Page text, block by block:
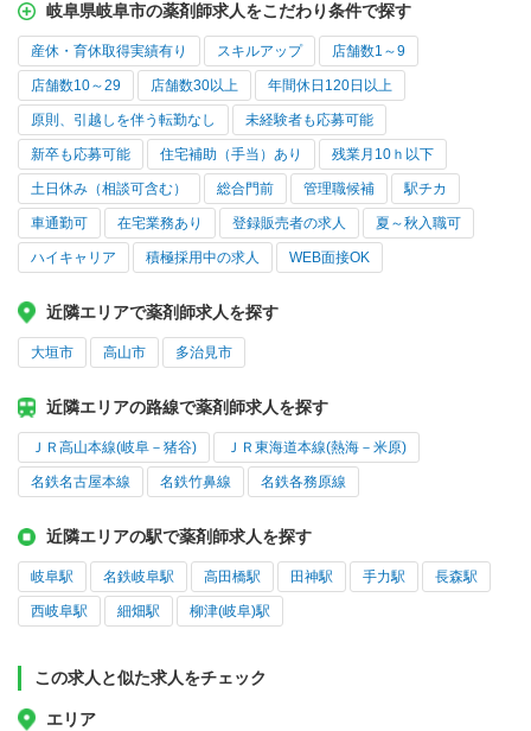
岐阜県岐阜市の薬剤師求人をこだわり条件で探す
産休・育休取得実績有り スキルアップ 店舗数1～9
店舗数10～29 店舗数30以上 年間休日120日以上
原則、引越しを伴う転勤なし 未経験者も応募可能
新卒も応募可能 住宅補助（手当）あり 残業月10ｈ以下
土日休み（相談可含む） 総合門前 管理職候補 駅チカ
車通勤可 在宅業務あり 登録販売者の求人 夏～秋入職可
ハイキャリア 積極採用中の求人 WEB面接OK
近隣エリアで薬剤師求人を探す
大垣市 高山市 多治見市
近隣エリアの路線で薬剤師求人を探す
ＪＲ高山本線(岐阜－猪谷) ＪＲ東海道本線(熱海－米原)
名鉄名古屋本線 名鉄竹鼻線 名鉄各務原線
近隣エリアの駅で薬剤師求人を探す
岐阜駅 名鉄岐阜駅 高田橋駅 田神駅 手力駅 長森駅
西岐阜駅 細畑駅 柳津(岐阜)駅
この求人と似た求人をチェック
エリア